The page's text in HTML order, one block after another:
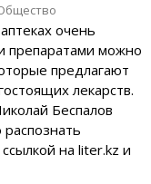
очень
препаратами можно
предлагают
лекарств.
Беспалов
на liter.kz и